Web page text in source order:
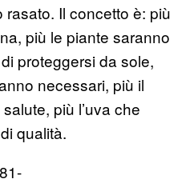
Il concetto è: più
più le piante saranno
proteggersi da sole,
necessari, più il
più l’uva che
qualità.